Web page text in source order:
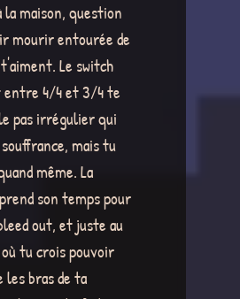
maison, question
mourir entourée de
Le switch
entre 4/4 et 3/4 te
pas irrégulier qui
mais tu
même. La
son temps pour
out, et juste au
tu crois pouvoir
bras de ta